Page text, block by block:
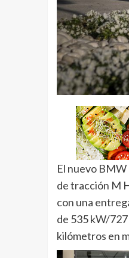
El nuevo
de tracción M
con una
de 535 kW/
kilómetros en